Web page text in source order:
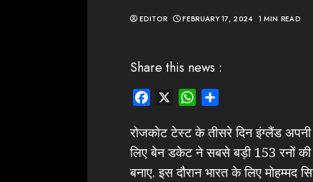
EDITOR FEBRUARY 17, 2024 1 MIN READ
Share this news :
Facebook WhatsApp
रोजकोट टेस्ट के तीसरे दिन इंग्लैंड
लिए बेन डकेट ने सबसे बड़ी 153 रनों
बनाए. इस दौरान भारत के लिए